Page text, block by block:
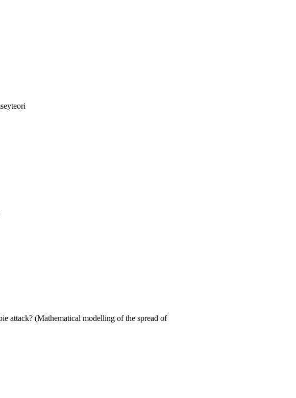
attack? (Mathematical modelling of the spread of